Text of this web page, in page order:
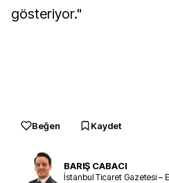
gösteriyor."
Beğen Kaydet
BARIŞ CABACI
İstanbul Ticaret Gazetesi –